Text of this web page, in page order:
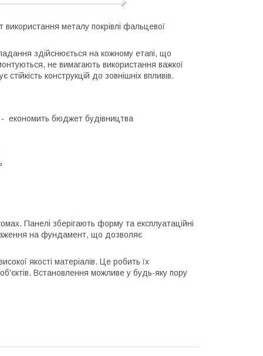
металу покрівлі фальцевої
здійснюється на кожному етапі, що
не вимагають використання важкої
конструкцій до зовнішніх впливів.
- економить бюджет будівництва
Панелі зберігають форму та експлуатаційні
на фундамент, що дозволяє
якості матеріалів. Це робить їх
Встановлення можливе у будь-яку пору